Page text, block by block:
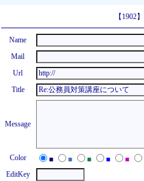
【1902
Name
Mail
Url
Title
Message
Color ■ ■ ■ ■
■
EditKey